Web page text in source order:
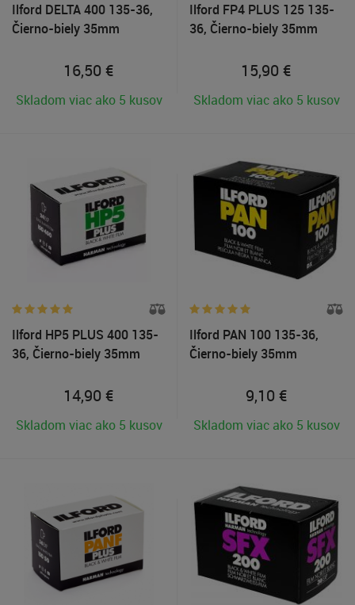
Ilford DELTA 400 135-36,
Čierno-biely 35mm
16,50 €
Skladom viac ako 5 kusov
Ilford FP4 PLUS 125 135-
36, Čierno-biely 35mm
15,90 €
Skladom viac ako 5 kusov
Ilford HP5 PLUS 400 135-
36, Čierno-biely 35mm
14,90 €
Skladom viac ako 5 kusov
Ilford PAN 100 135-36,
Čierno-biely 35mm
9,10 €
Skladom viac ako 5 kusov